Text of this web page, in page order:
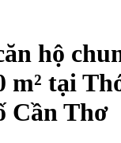
hộ
m² tại
Cần Thơ